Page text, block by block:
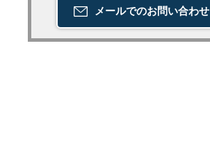
メールでのお問い合わせ